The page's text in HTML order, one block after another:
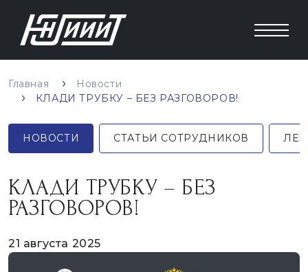
Главная
Новости
КЛАДИ ТРУБКУ – БЕЗ РАЗГОВОРОВ!
НОВОСТИ СТАТЬИ СОТРУДНИКОВ
КЛАДИ ТРУБКУ – БЕЗ
РАЗГОВОРОВ!
21 августа 2025